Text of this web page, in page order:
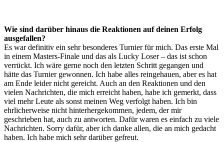
Wie sind darüber hinaus die Reaktionen auf deinen Erfolg
ausgefallen?
Es war definitiv ein sehr besonderes Turnier für mich. Das erste Mal
in einem Masters-Finale und das als Lucky Loser – das ist schon
verrückt. Ich wäre gerne noch den letzten Schritt gegangen und
hätte das Turnier gewonnen. Ich habe alles reingehauen, aber es hat
am Ende leider nicht gereicht. Auch an den Reaktionen und den
vielen Nachrichten, die mich erreicht haben, habe ich gemerkt, dass
viel mehr Leute als sonst meinen Weg verfolgt haben. Ich bin
ehrlicherweise nicht hinterhergekommen, jedem, der mir
geschrieben hat, auch zu antworten. Dafür waren es einfach zu viele
Nachrichten. Sorry dafür, aber ich danke allen, die an mich gedacht
haben. Ich habe mich sehr darüber gefreut.